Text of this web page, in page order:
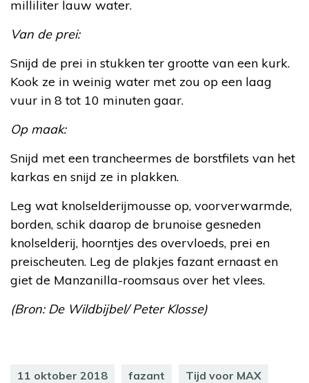
milliliter lauw water.
Van de prei:
Snijd de prei in stukken ter grootte van een kurk.
Kook ze in weinig water met zou op een laag
vuur in 8 tot 10 minuten gaar.
Op maak:
Snijd met een trancheermes de borstfilets van het
karkas en snijd ze in plakken.
Leg wat knolselderijmousse op, voorverwarmde,
borden, schik daarop de brunoise gesneden
knolselderij, hoorntjes des overvloeds, prei en
preischeuten. Leg de plakjes fazant ernaast en
giet de Manzanilla-roomsaus over het vlees.
(Bron: De Wildbijbel/ Peter Klosse)
11 oktober 2018 fazant Tijd voor MAX